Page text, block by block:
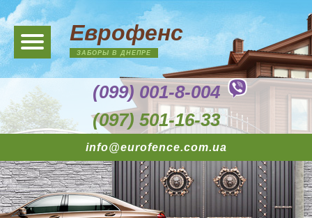
Еврофенс
ЗАБОРЫ В ДНЕПРЕ
(099) 001-8-004
(097) 501-16-33
info@eurofence.com.ua